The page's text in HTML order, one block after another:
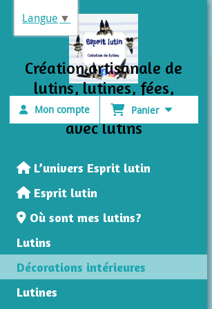
Création artisanale de
lutins, lutines, fées,
sorcières et décorations
avec lutins
Mon compte Panier
L’univers Esprit lutin
Esprit lutin
Où sont mes lutins?
Lutins
Décorations intérieures
Lutines
Langue ▼